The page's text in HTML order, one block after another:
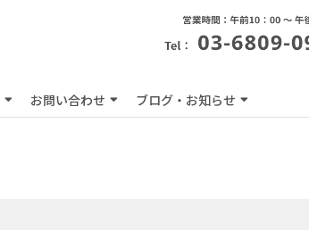
お問い合わせ ブログ・お知らせ